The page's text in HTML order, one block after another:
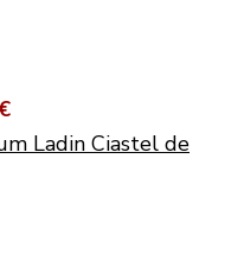
Ladin Ciastel de